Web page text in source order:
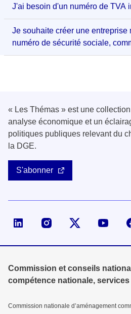
J'ai besoin d'un numéro de TVA
Je souhaite créer une entreprise
numéro de sécurité sociale,
« Les Thémas » est une
analyse économique et un
politiques publiques relevant du
la DGE.
S'abonner
Page LinkedIn de la DGE
Compte X
Commission et conseils
compétence nationale,
Commission nationale d’aménagement